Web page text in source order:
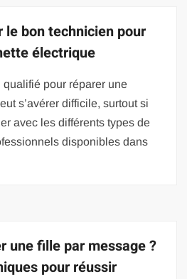
le bon technicien pour
électrique
pour réparer une
s’avérer difficile, surtout si
avec les différents types de
disponibles dans
une fille par message ?
pour réussir